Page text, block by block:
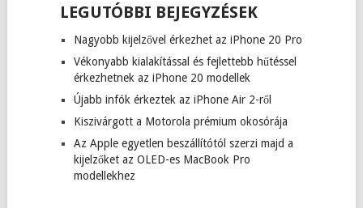
LEGUTÓBBI BEJEGYZÉSEK
Nagyobb kijelzővel érkezhet az iPhone 20 Pro
Vékonyabb kialakítással és fejlettebb hűtéssel
érkezhetnek az iPhone 20 modellek
Újabb infók érkeztek az iPhone Air 2-ről
Kiszivárgott a Motorola prémium okosórája
Az Apple egyetlen beszállítótól szerzi majd a
kijelzőket az OLED-es MacBook Pro
modellekhez